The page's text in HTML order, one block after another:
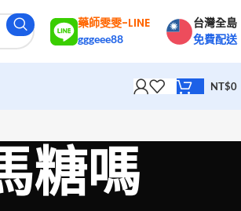
藥師雯雯-LINE
gggeee88
台灣全島
免費配送
NT$0
糖嗎